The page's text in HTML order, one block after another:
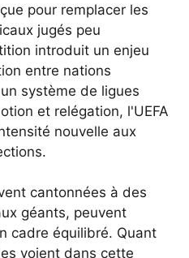
pour remplacer les
jugés peu
introduit un enjeu
entre nations
système de ligues
et relégation, l'UEFA
nouvelle aux
cantonnées à des
géants, peuvent
cadre équilibré. Quant
voient dans cette